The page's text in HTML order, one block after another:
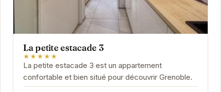
La petite estacade 3
★★★★★
La petite estacade 3 est un appartement
confortable et bien situé pour découvrir Grenoble.